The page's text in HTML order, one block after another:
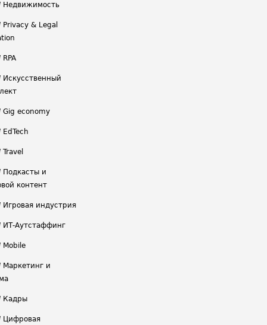
Недвижимость
Privacy & Legal
Искусственный
Gig economy
Подкасты и
контент
Игровая индустрия
ИТ-Аутстаффинг
Mobile
Маркетинг и
Кадры
Цифровая